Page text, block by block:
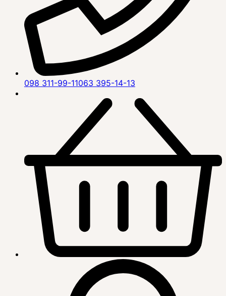
098 311-99-11063 395-14-13